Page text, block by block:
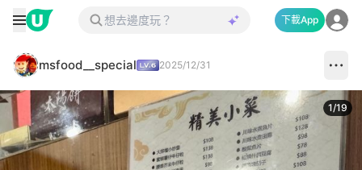
下載App
msfood__special 2025/12/31
1/19